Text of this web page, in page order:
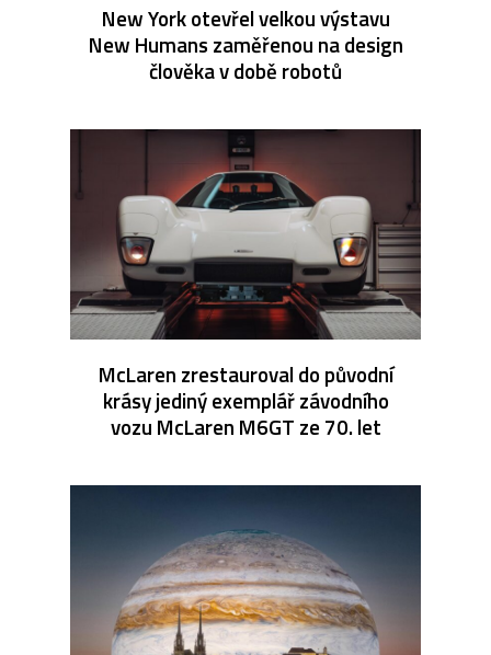
New York otevřel velkou výstavu
New Humans zaměřenou na design
člověka v době robotů
McLaren zrestauroval do původní
krásy jediný exemplář závodního
vozu McLaren M6GT ze 70. let